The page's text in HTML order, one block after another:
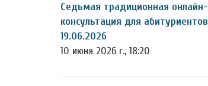
Седьмая традиционная онлайн-
консультация для абитуриентов
19.06.2026
10 июня 2026 г., 18:20